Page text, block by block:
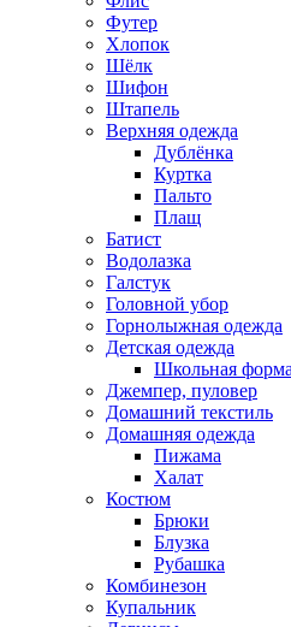
Футер
Хлопок
Шёлк
Шифон
Штапель
Верхняя одежда
Дублёнка
Куртка
Пальто
Плащ
Батист
Водолазка
Галстук
Головной убор
Горнолыжная одежда
Детская одежда
Школьная форма
Джемпер, пуловер
Домашний текстиль
Домашняя одежда
Пижама
Халат
Костюм
Брюки
Блузка
Рубашка
Комбинезон
Купальник